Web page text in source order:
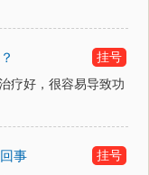
挂号
疗好，很容易导致功
事
挂号